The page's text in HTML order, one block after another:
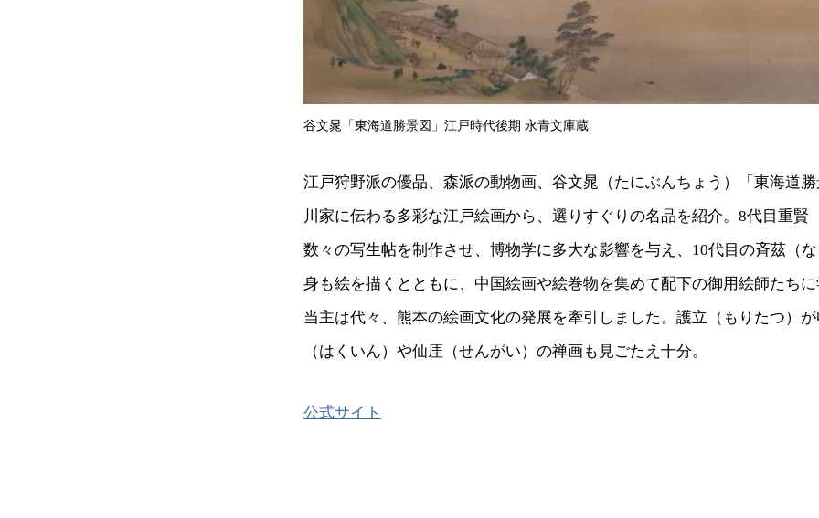
谷文晁「東海道勝景図」江戸時代後期 永青文庫蔵
江戸狩野派の優品、森派の動物画、谷文晁（たにぶんちょう）「東海道
川家に伝わる多彩な江戸絵画から、選りすぐりの名品を紹介。8代目重賢
数々の写生帖を制作させ、博物学に多大な影響を与え、10代目の斉茲（
身も絵を描くとともに、中国絵画や絵巻物を集めて配下の御用絵師たち
当主は代々、熊本の絵画文化の発展を牽引しました。護立（もりたつ）
（はくいん）や仙厓（せんがい）の禅画も見ごたえ十分。
公式サイト